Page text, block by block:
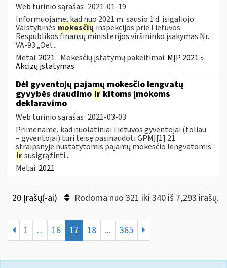
Web turinio sąrašas 2021-01-19
Informuojame, kad nuo 2021 m. sausio 1 d. įsigaliojo
Valstybinės mokesčių inspekcijos prie Lietuvos
Respublikos finansų ministerijos viršininko įsakymas Nr.
VA-93 „Dėl...
Metai: 2021 Mokesčių įstatymų pakeitimai: MĮP 2021 »
Akcizų įstatymas
Dėl gyventojų pajamų mokesčio lengvatų
gyvybės draudimo ir kitoms įmokoms
deklaravimo
Web turinio sąrašas 2021-03-03
Primename, kad nuolatiniai Lietuvos gyventojai (toliau
– gyventojai) turi teisę pasinaudoti GPMĮ[1] 21
straipsnyje nustatytomis pajamų mokesčio lengvatomis
irsusigrąžinti...
Metai: 2021
20 Įrašų(-ai) Rodoma nuo 321 iki 340 iš 7,293 irašų.
1 ... 16 17 18 ... 365